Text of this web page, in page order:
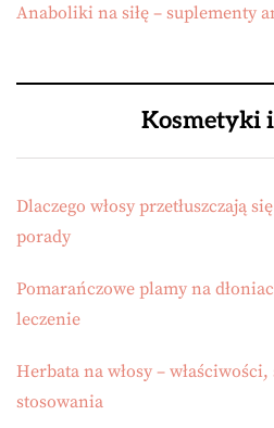
Anaboliki na siłę – suplementy
Kosmetyki
Dlaczego włosy przetłuszczają
porady
Pomarańczowe plamy na
leczenie
Herbata na włosy –
stosowania